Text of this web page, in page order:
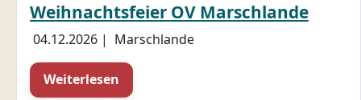
Weihnachtsfeier OV Marschlande
04.12.2026 | Marschlande
Weiterlesen